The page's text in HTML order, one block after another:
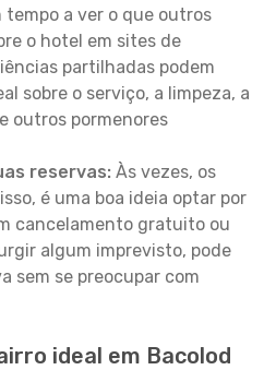
tempo a ver o que outros
o hotel em sites de
partilhadas podem
sobre o serviço, a limpeza, a
outros pormenores
reservas: Às vezes, os
é uma boa ideia optar por
cancelamento gratuito ou
algum imprevisto, pode
sem se preocupar com
ideal em Bacolod